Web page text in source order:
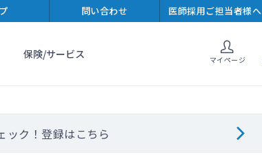
問い合わせ 医師採用ご担当者様へ
保険/サービス マイページ
ック！登録はこちら